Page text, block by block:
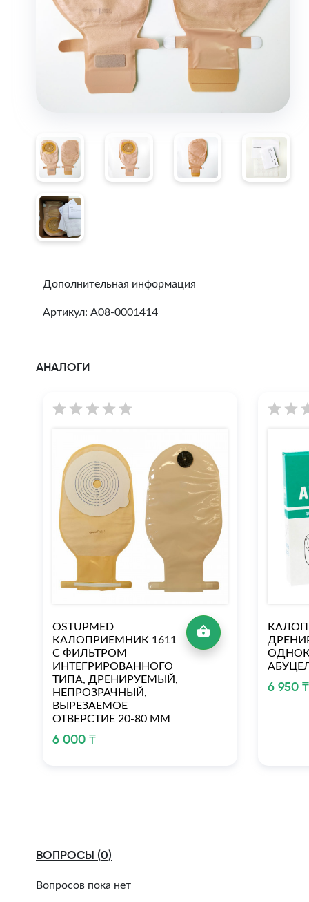
Дополнительная информация
Артикул: A08-0001414
АНАЛОГИ
OSTUPMED
КАЛОПРИЕМНИК 1611
С ФИЛЬТРОМ
ИНТЕГРИРОВАННОГО
ТИПА, ДРЕНИРУЕМЫЙ,
НЕПРОЗРАЧНЫЙ,
ВЫРЕЗАЕМОЕ
ОТВЕРСТИЕ 20-80 ММ
6 000 ₸
6 950 ₸
ВОПРОСЫ (0)
Вопросов пока нет